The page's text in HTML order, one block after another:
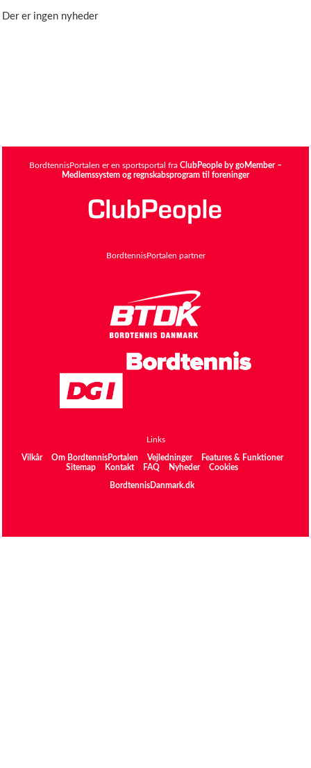
Der er ingen nyheder
BordtennisPortalen er en sportsportal fra ClubPeople by goMember –
Medlemssystem og regnskabsprogram til foreninger
BordtennisPortalen partner
Links
Vilkår Om BordtennisPortalen Vejledninger
Features & Funktioner
Sitemap
Kontakt FAQ Nyheder Cookies
BordtennisDanmark.dk